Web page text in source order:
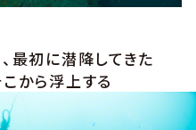
最初に潜降してきた
から浮上する